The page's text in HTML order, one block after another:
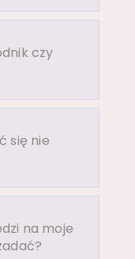
czy
się nie
na moje